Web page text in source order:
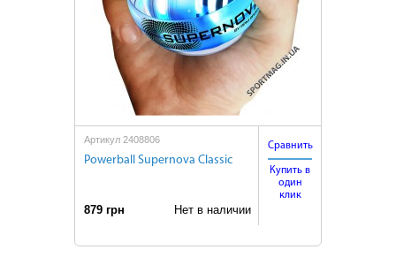
Артикул 2408806
Powerball Supernova Classic
879 грн Нет в наличии
Сравнить
Купить в
один
клик